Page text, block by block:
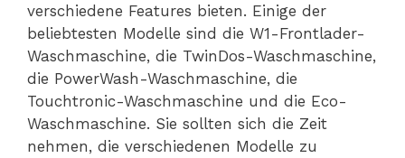
verschiedene Features bieten. Einige der
beliebtesten Modelle sind die W1-Frontlader-
Waschmaschine, die TwinDos-Waschmaschine,
die PowerWash-Waschmaschine, die
Touchtronic-Waschmaschine und die Eco-
Waschmaschine. Sie sollten sich die Zeit
nehmen, die verschiedenen Modelle zu